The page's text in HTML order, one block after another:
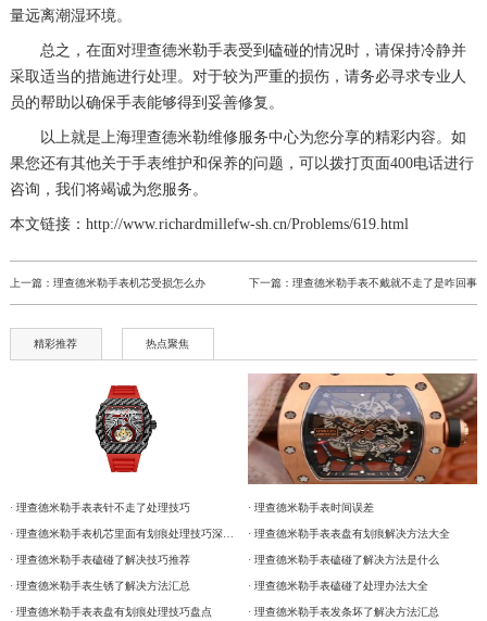
量远离潮湿环境。
总之，在面对理查德米勒手表受到磕碰的情况时，请保持冷静并
采取适当的措施进行处理。对于较为严重的损伤，请务必寻求专业人
员的帮助以确保手表能够得到妥善修复。
以上就是上海理查德米勒维修服务中心为您分享的精彩内容。如
果您还有其他关于手表维护和保养的问题，可以拨打页面400电话进行
咨询，我们将竭诚为您服务。
本文链接：http://www.richardmillefw-sh.cn/Problems/619.html
上一篇： 理查德米勒手表机芯受损怎么办 下一篇：理查德米勒手表不戴就不走了是咋回事
精彩推荐 热点聚焦
· 理查德米勒手表表针不走了处理技巧
· 理查德米勒手表机芯里面有划痕处理技巧深度解析
· 理查德米勒手表磕碰了解决技巧推荐
· 理查德米勒手表生锈了解决方法汇总
· 理查德米勒手表表盘有划痕处理技巧盘点
· 理查德米勒手表时间误差
· 理查德米勒手表表盘有划痕解决方法大全
· 理查德米勒手表磕碰了解决方法是什么
· 理查德米勒手表磕碰了处理办法大全
· 理查德米勒手表发条坏了解决方法汇总